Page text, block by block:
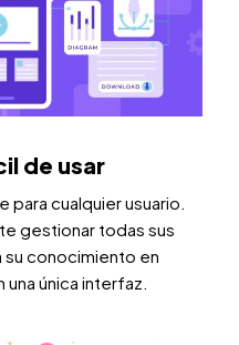
de usar
cualquier usuario.
gestionar todas sus
su conocimiento en
única interfaz.